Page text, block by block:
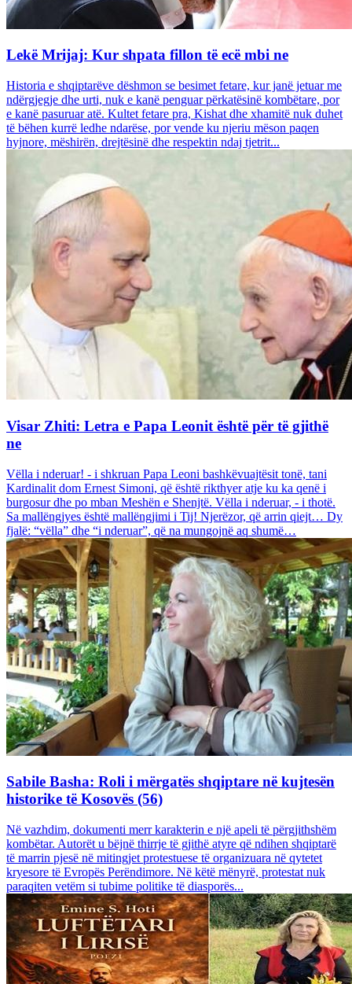
Lekë Mrijaj: Kur shpata fillon të ecë mbi ne
Historia e shqiptarëve dëshmon se besimet fetare, kur janë jetuar me
ndërgjegje dhe urti, nuk e kanë penguar përkatësinë kombëtare, por
e kanë pasuruar atë. Kultet fetare pra, Kishat dhe xhamitë nuk duhet
të bëhen kurrë ledhe ndarëse, por vende ku njeriu mëson paqen
hyjnore, mëshirën, drejtësinë dhe respektin ndaj tjetrit...
Visar Zhiti: Letra e Papa Leonit është për të gjithë
ne
Vëlla i nderuar! - i shkruan Papa Leoni bashkëvuajtësit tonë, tani
Kardinalit dom Ernest Simoni, që është rikthyer atje ku ka qenë i
burgosur dhe po mban Meshën e Shenjtë. Vëlla i nderuar, - i thotë.
Sa mallëngjyes është mallëngjimi i Tij! Njerëzor, që arrin qiejt… Dy
fjalë: “vëlla” dhe “i nderuar”, që na mungojnë aq shumë…
Sabile Basha: Roli i mërgatës shqiptare në kujtesën
historike të Kosovës (56)
Në vazhdim, dokumenti merr karakterin e një apeli të përgjithshëm
kombëtar. Autorët u bëjnë thirrje të gjithë atyre që ndihen shqiptarë
të marrin pjesë në mitingjet protestuese të organizuara në qytetet
kryesore të Evropës Perëndimore. Në këtë mënyrë, protestat nuk
paraqiten vetëm si tubime politike të diasporës...